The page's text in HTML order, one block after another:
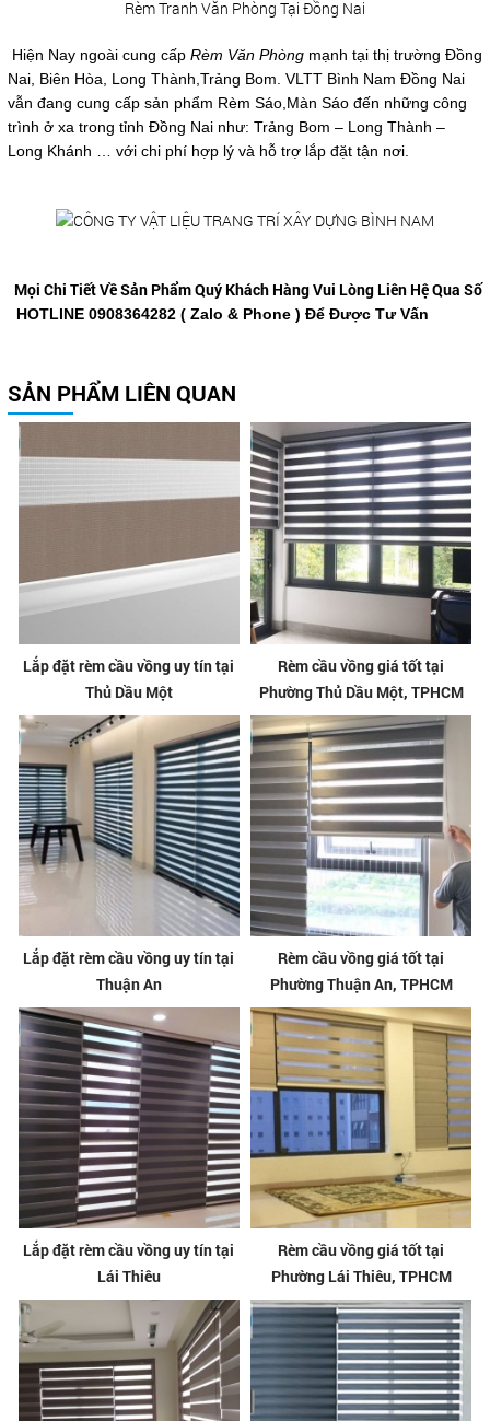
Rèm Tranh Văn Phòng Tại Đồng Nai
Hiện Nay ngoài cung cấp Rèm Văn Phòng mạnh tại thị trường Đồng
Nai, Biên Hòa, Long Thành,Trảng Bom. VLTT Bình Nam Đồng Nai
vẫn đang cung cấp sản phẩm Rèm Sáo,Màn Sáo đến những công
trình ở xa trong tỉnh Đồng Nai như: Trảng Bom – Long Thành –
Long Khánh … với chi phí hợp lý và hỗ trợ lắp đặt tận nơi.
Mọi Chi Tiết Về Sản Phẩm Quý Khách Hàng Vui Lòng Liên Hệ Qua Số
HOTLINE 0908364282( Zalo & Phone ) Để Được Tư Vấn
SẢN PHẨM LIÊN QUAN
Lắp đặt rèm cầu vồng uy tín tại
Thủ Dầu Một
Rèm cầu vồng giá tốt tại
Phường Thủ Dầu Một, TPHCM
Lắp đặt rèm cầu vồng uy tín tại
Thuận An
Rèm cầu vồng giá tốt tại
Phường Thuận An, TPHCM
Lắp đặt rèm cầu vồng uy tín tại
Lái Thiêu
Rèm cầu vồng giá tốt tại
Phường Lái Thiêu, TPHCM